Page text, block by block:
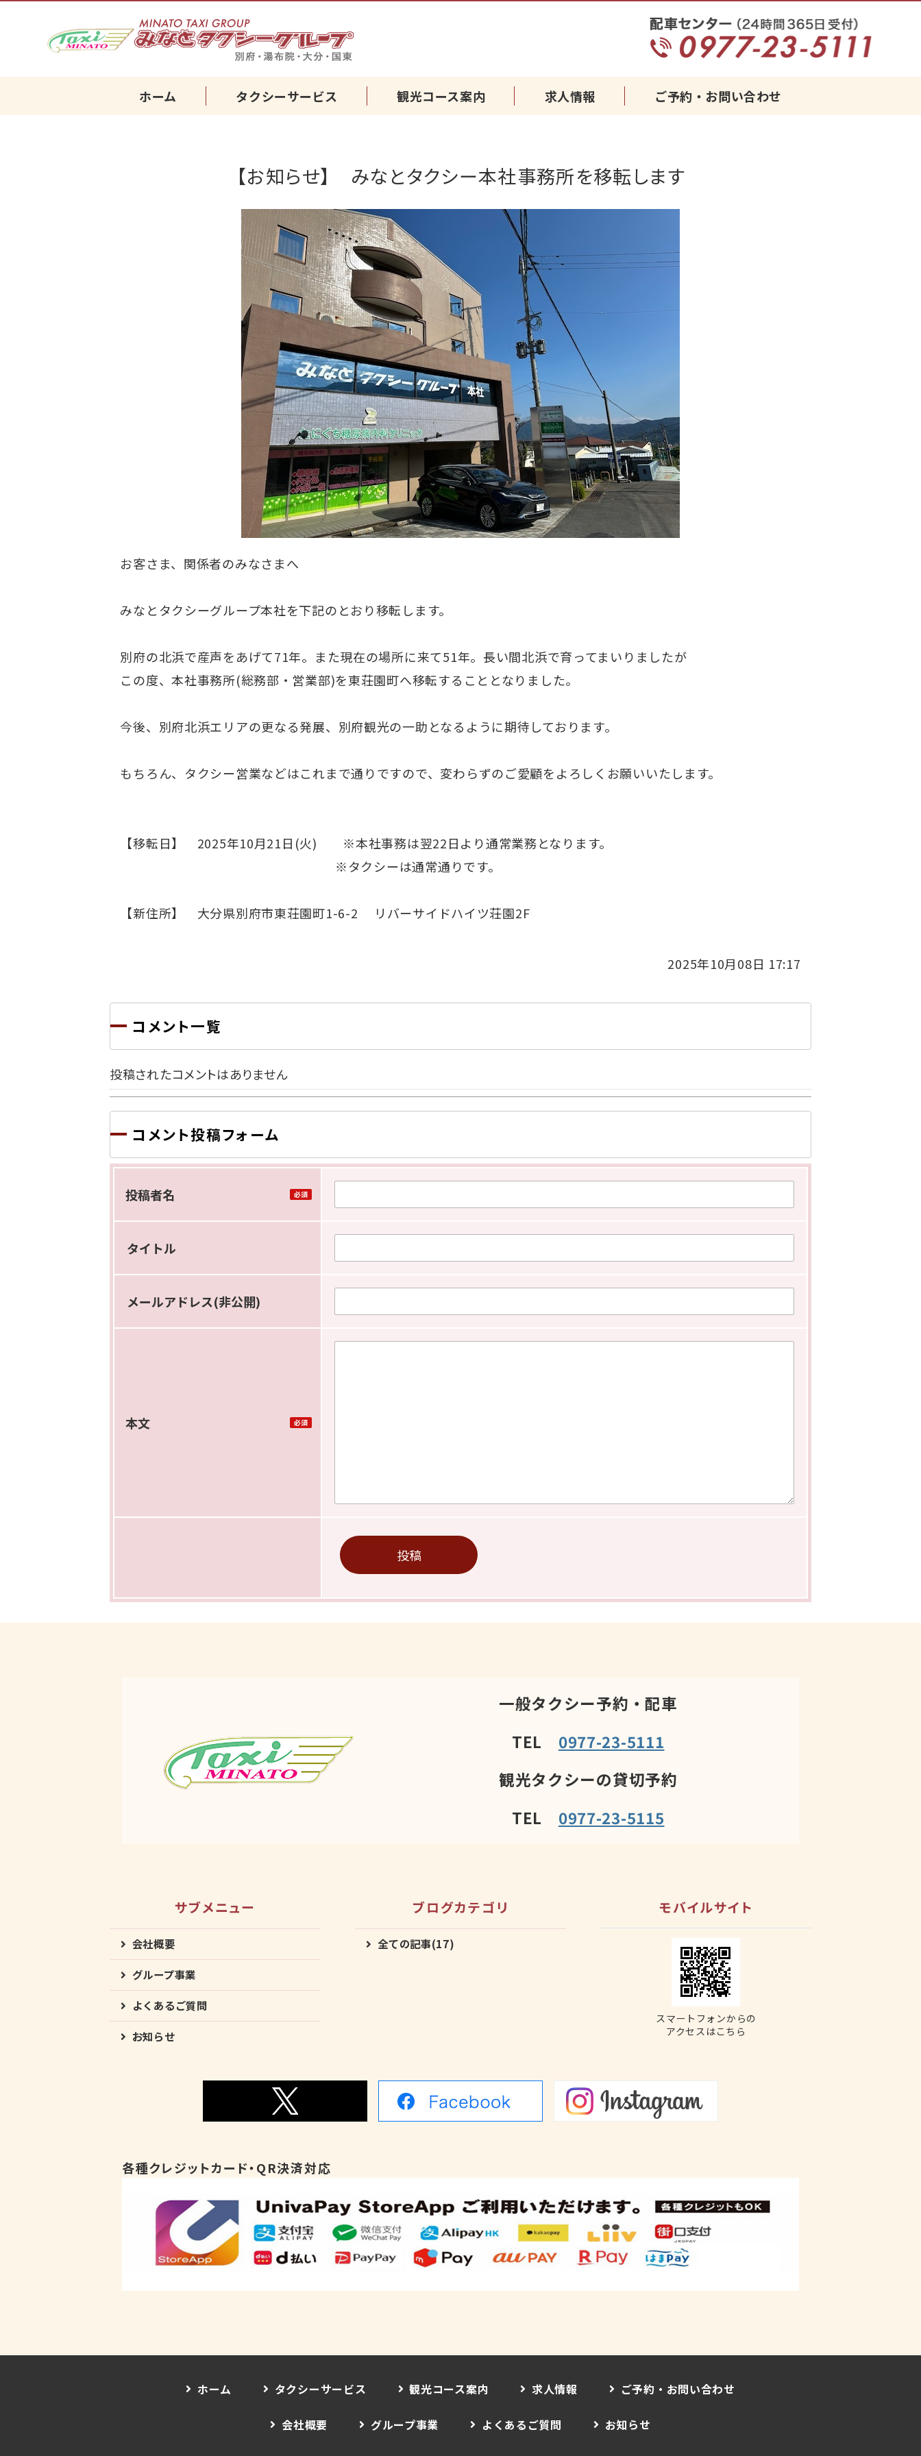
別府・湯布院・国東・大分のタクシーなら｜みなとタクシーグルー
ホーム タクシーサービス 観光コース案内 求人情報 ご予約・お問い合わせ
【お知らせ】 みなとタクシー本社事務所を移転します
お客さま、関係者のみなさまへ
みなとタクシーグループ本社を下記のとおり移転します。
別府の北浜で産声をあげて71年。また現在の場所に来て51年。長い間北浜で育ってまいりましたが
この度、本社事務所(総務部・営業部)を東荘園町へ移転することとなりました。
今後、別府北浜エリアの更なる発展、別府観光の一助となるように期待しております。
もちろん、タクシー営業などはこれまで通りですので、変わらずのご愛顧をよろしくお願いいたします。
【移転日】 2025年10月21日(火) ※本社事務は翌22日より通常業務となります。
※タクシーは通常通りです。
【新住所】 大分県別府市東荘園町1-6-2 リバーサイドハイツ荘園2F
2025年10月08日 17:17
コメント一覧
投稿されたコメントはありません
コメント投稿フォーム
投稿者名
タイトル
メールアドレス(非公開)
本文
一般タクシー予約・配車
TEL 0977-23-5111
観光タクシーの貸切予約
TEL 0977-23-5115
サブメニュー
会社概要
グループ事業
よくあるご質問
お知らせ
ブログカテゴリ
全ての記事(17)
モバイルサイト
スマートフォンからの
アクセスはこちら
各種クレジットカード・QR決済対応
ホーム タクシーサービス 観光コース案内 求人情報 ご予約・お問い合わせ
会社概要 グループ事業 よくあるご質問 お知らせ